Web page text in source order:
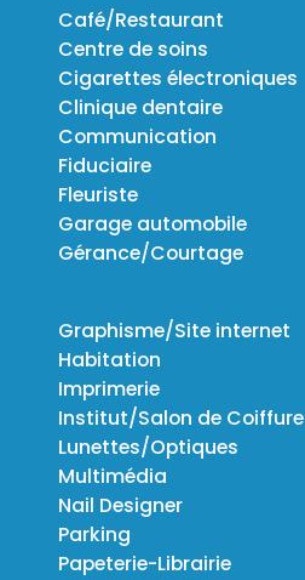
Café/Restaurant
Centre de soins
Cigarettes électroniques
Clinique dentaire
Communication
Fiduciaire
Fleuriste
Garage automobile
Gérance/Courtage
Graphisme/Site internet
Habitation
Imprimerie
Institut/Salon de Coiffure
Lunettes/Optiques
Multimédia
Nail Designer
Parking
Papeterie-Librairie